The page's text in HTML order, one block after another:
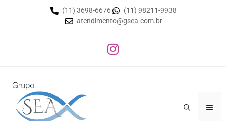
(11) 3698-6676
(11) 98211-9938
atendimento@gsea.com.br